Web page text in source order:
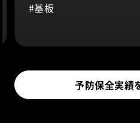
基板
予防保全実績